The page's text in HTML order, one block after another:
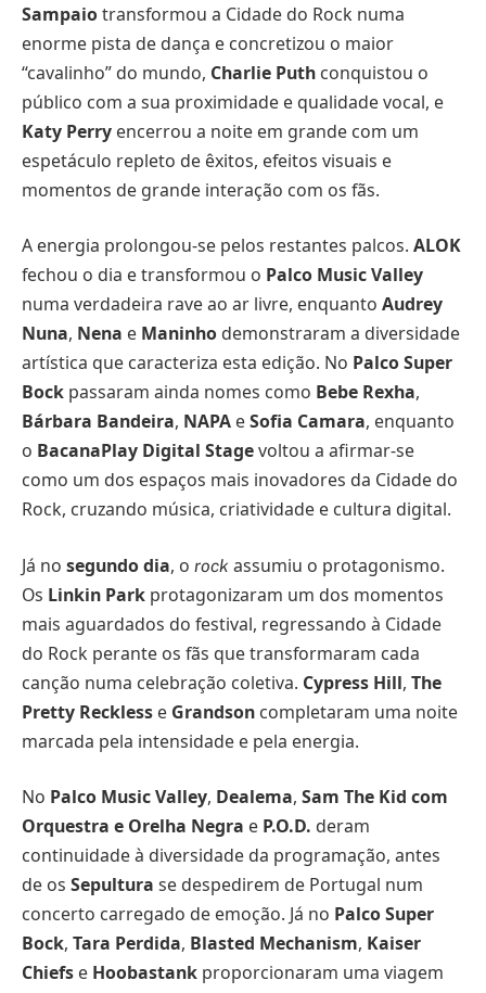
Sampaiotransformou a Cidade do Rock numa
enorme pista de dança e concretizou o maior
“cavalinho” do mundo, Charlie Puth conquistou o
público com a sua proximidade e qualidade vocal, e
Katy Perry encerrou a noite em grande com um
espetáculo repleto de êxitos, efeitos visuais e
momentos de grande interação com os fãs.
A energia prolongou-se pelos restantes palcos. ALOK
fechou o dia e transformou o Palco Music Valley
numa verdadeira rave ao ar livre, enquanto Audrey
Nuna, Nena e Maninho demonstraram a diversidade
artística que caracteriza esta edição. No Palco Super
Bock passaram ainda nomes como Bebe Rexha,
Bárbara Bandeira, NAPA eSofia Camara, enquanto
o BacanaPlay Digital Stagevoltou a afirmar-se
como um dos espaços mais inovadores da Cidade do
Rock, cruzando música, criatividade e cultura digital.
Já no segundo dia, o rock assumiu o protagonismo.
Os Linkin Park protagonizaram um dos momentos
mais aguardados do festival, regressando à Cidade
do Rock perante os fãs que transformaram cada
canção numa celebração coletiva. Cypress Hill, The
Pretty Reckless e Grandson completaram uma noite
marcada pela intensidade e pela energia.
No Palco Music Valley, Dealema, Sam The Kid com
Orquestra e Orelha Negra e P.O.D. deram
continuidade à diversidade da programação, antes
de os Sepultura se despedirem de Portugal num
concerto carregado de emoção. Já no Palco Super
Bock, Tara Perdida, Blasted Mechanism, Kaiser
Chiefs e Hoobastank proporcionaram uma viagem